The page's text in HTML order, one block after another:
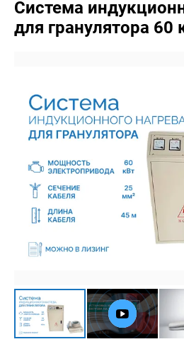
Система
для гранулятора 60